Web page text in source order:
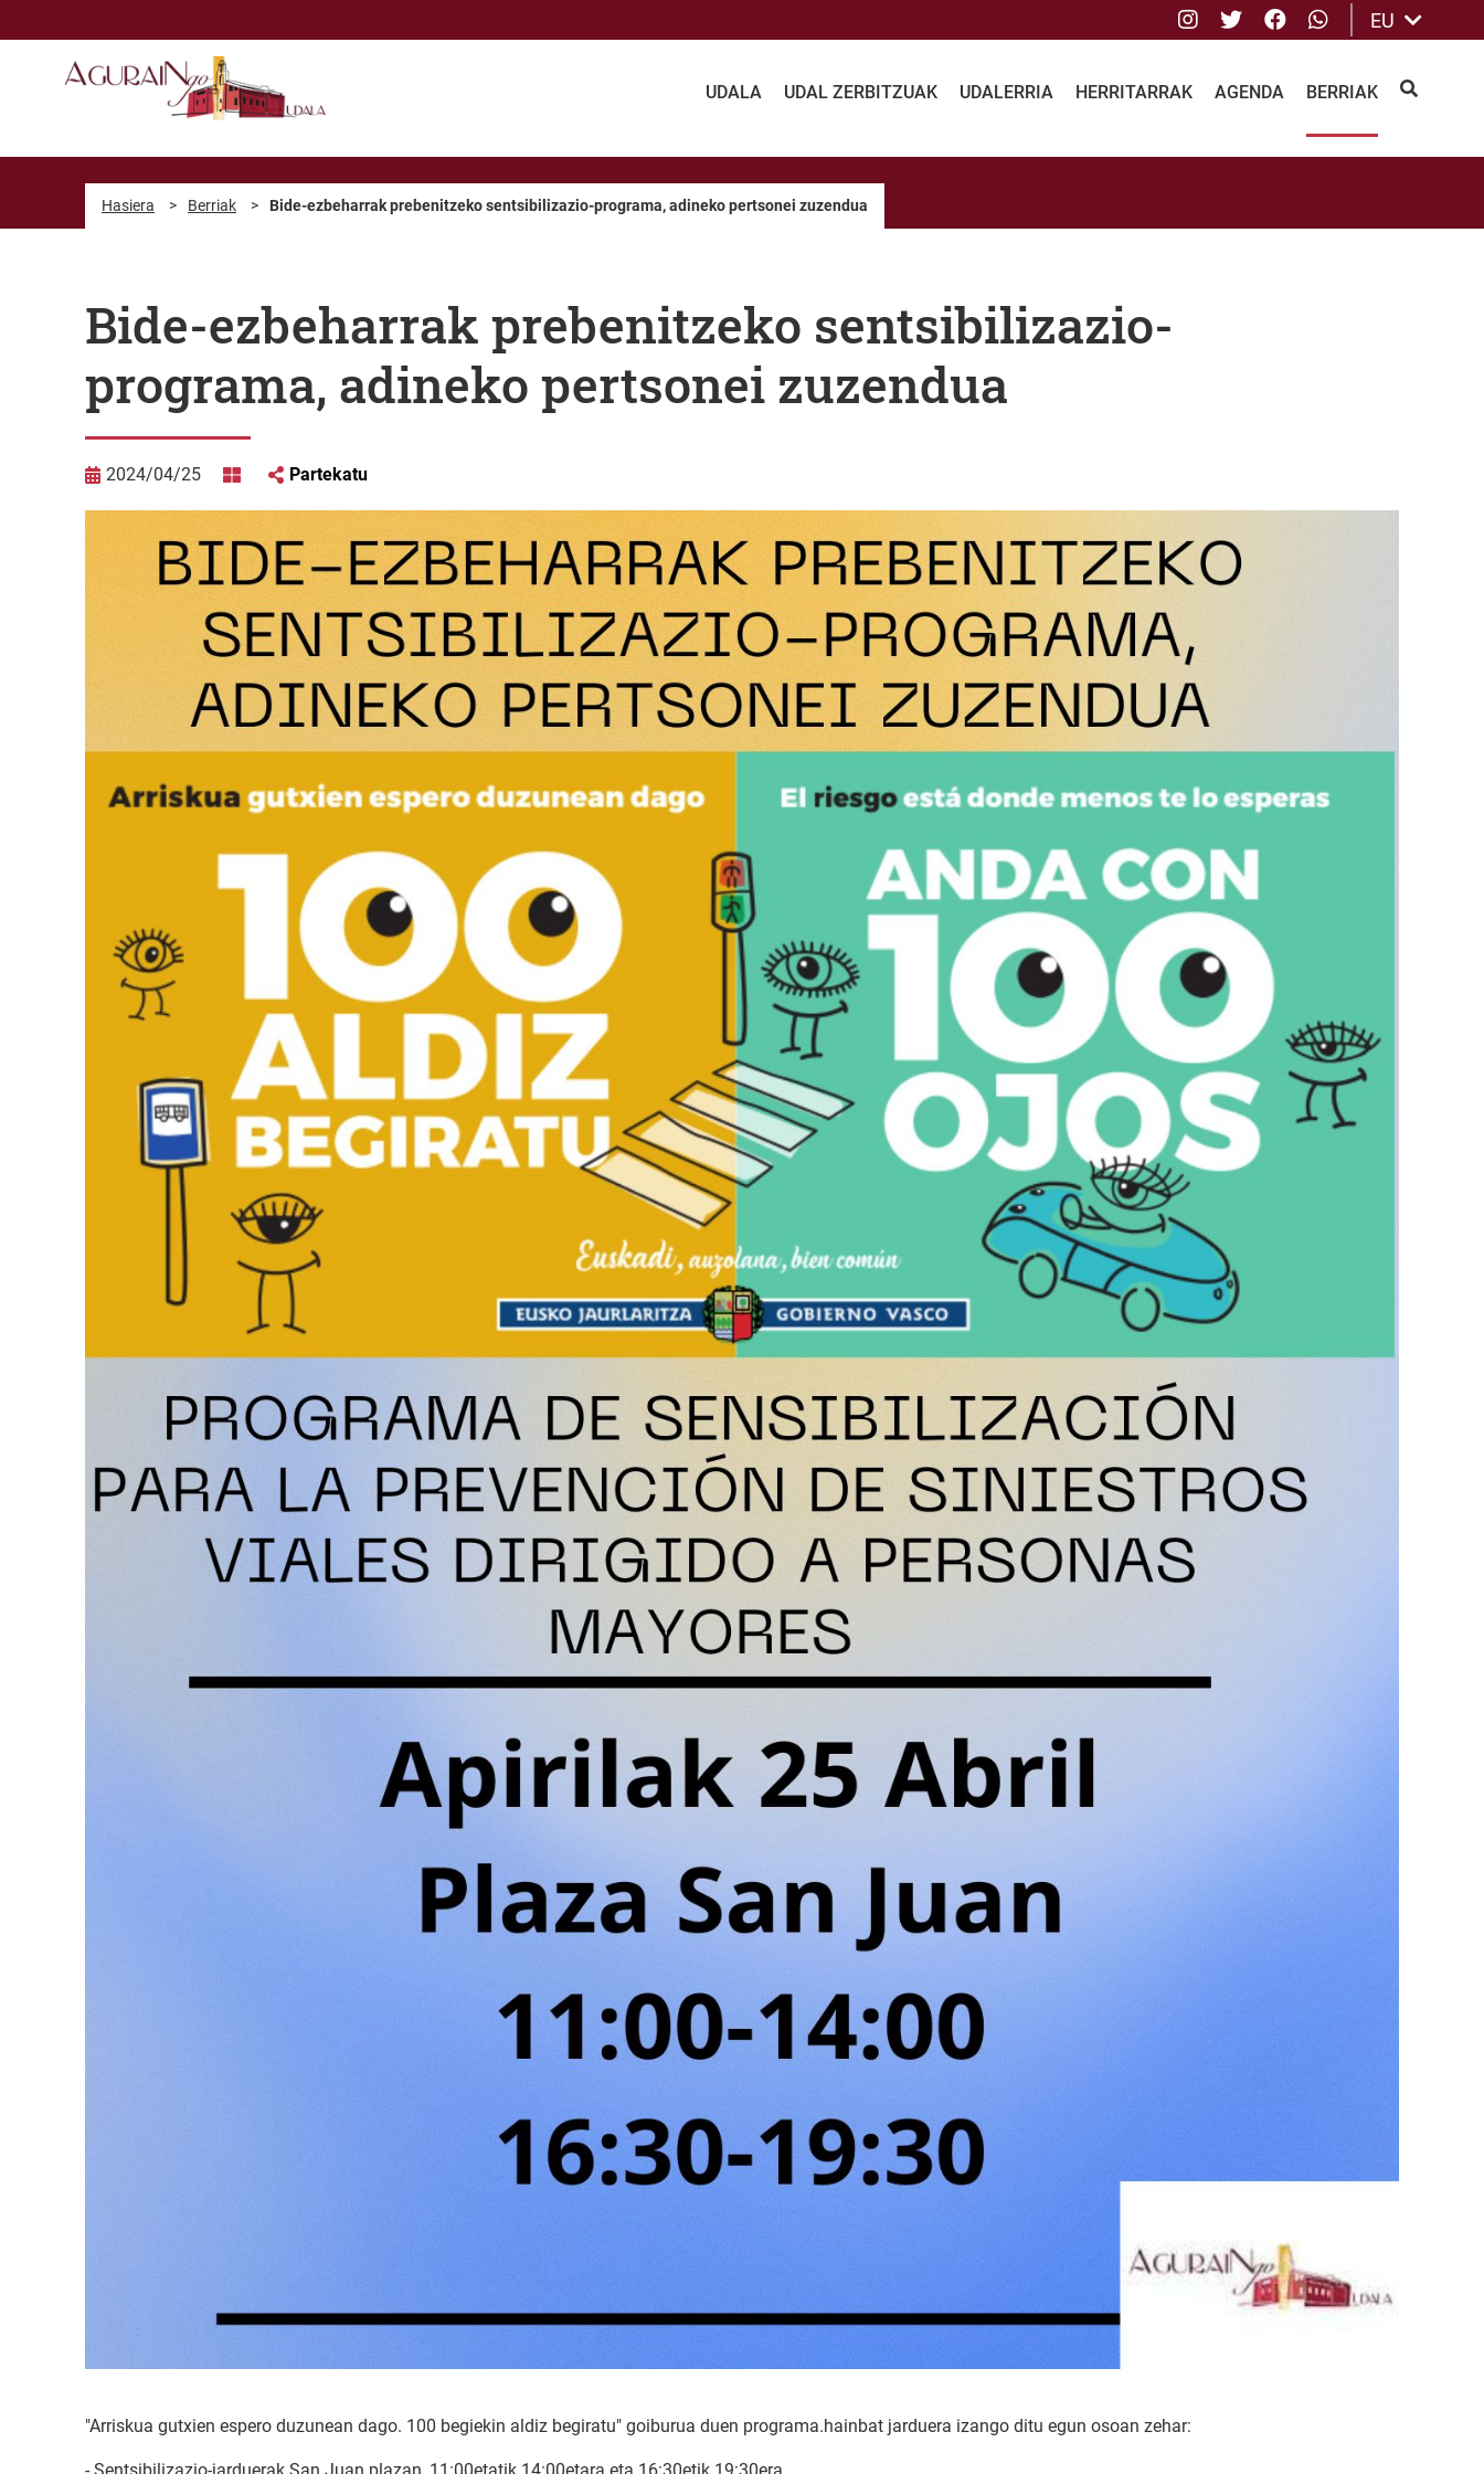
Instagram
TwitterFacebook
whatsApp
EU
UDALA UDAL ZERBITZUAK UDALERRIA HERRITARRAK AGENDA BERRIAK BILATU
Hasiera > Berriak > Bide-ezbeharrak prebenitzeko sentsibilizazio-programa, adineko pertsonei zuzendua
Bide-ezbeharrak prebenitzeko sentsibilizazio-
programa, adineko pertsonei zuzendua
2024/04/25 Partekatu
"Arriskua gutxien espero duzunean dago. 100 begiekin aldiz begiratu" goiburua duen programa.hainbat jarduera izango ditu egun osoan zehar: